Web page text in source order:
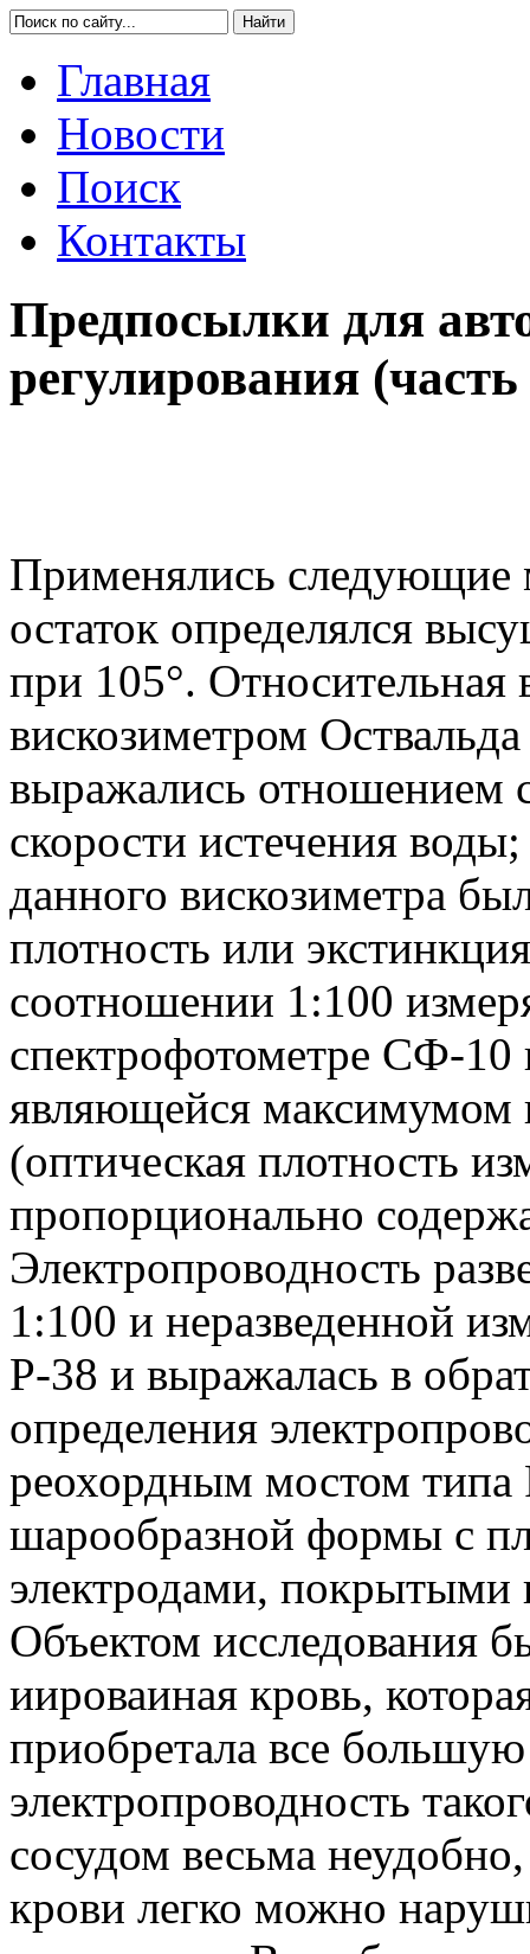
Главная
Новости
Поиск
Контакты
Предпосылки для
регулирования (часть
Применялись следующие
остаток определялся
при 105°. Относительная
вискозиметром
выражались отношением
скорости истечения
данного вискозиметра
плотность или
соотношении 1:100
спектрофотометре СФ-
являющейся максимумом
(оптическая плотность
пропорционально
Электропроводность
1:100 и неразведенной
Р-38 и выражалась в
определения
реохордным мостом типа
шарообразной формы с
электродами, покрытыми
Объектом исследования
иироваиная кровь,
приобретала все
электропроводность
сосудом весьма
крови легко можно